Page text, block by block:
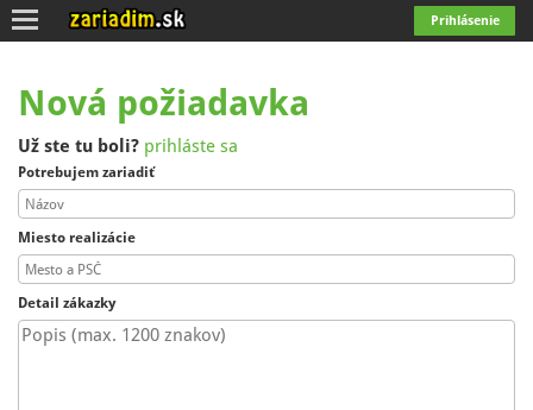
Prihlásenie
Toggle
navigation
Nová požiadavka
Už ste tu boli? prihláste sa
Potrebujem zariadiť
Miesto realizácie
Detail zákazky